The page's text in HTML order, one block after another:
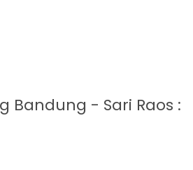
Bandung - Sari Raos :